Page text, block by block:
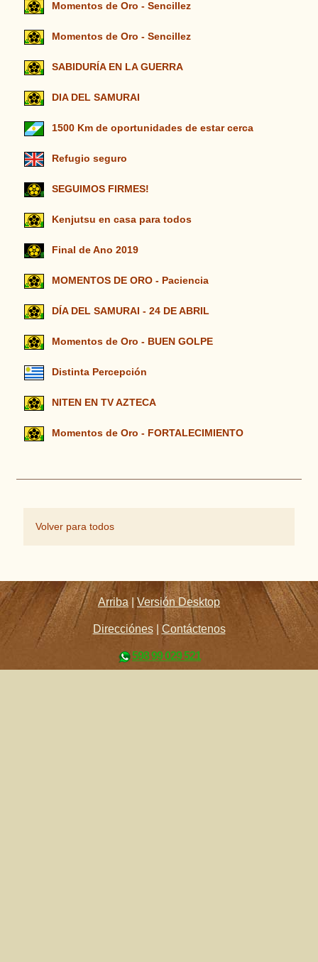
Momentos de Oro - Sencillez
Momentos de Oro - Sencillez
SABIDURÍA EN LA GUERRA
DIA DEL SAMURAI
1500 Km de oportunidades de estar cerca
Refugio seguro
SEGUIMOS FIRMES!
Kenjutsu en casa para todos
Final de Ano 2019
MOMENTOS DE ORO - Paciencia
DÍA DEL SAMURAI - 24 DE ABRIL
Momentos de Oro - BUEN GOLPE
Distinta Percepción
NITEN EN TV AZTECA
Momentos de Oro - FORTALECIMIENTO
Volver para todos
Arriba |Versión Desktop
Direcciónes| Contáctenos
598 99 029 521